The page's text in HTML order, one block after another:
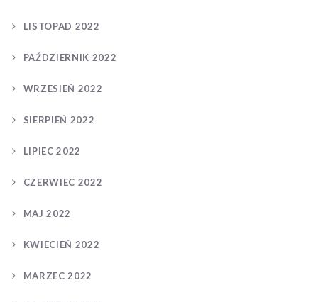
LISTOPAD 2022
PAŹDZIERNIK 2022
WRZESIEŃ 2022
SIERPIEŃ 2022
LIPIEC 2022
CZERWIEC 2022
MAJ 2022
KWIECIEŃ 2022
MARZEC 2022